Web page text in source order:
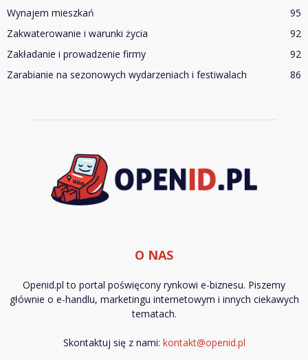
Wynajem mieszkań
95
Zakwaterowanie i warunki życia
92
Zakładanie i prowadzenie firmy
92
Zarabianie na sezonowych wydarzeniach i festiwalach
86
O NAS
Openid.pl to portal poświęcony rynkowi e-biznesu. Piszemy
głównie o e-handlu, marketingu internetowym i innych ciekawych
tematach.
Skontaktuj się z nami: kontakt@openid.pl